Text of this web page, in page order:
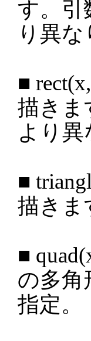
す。引
り異な
■
描きま
より異
■
描きま
■
の多角
指定。